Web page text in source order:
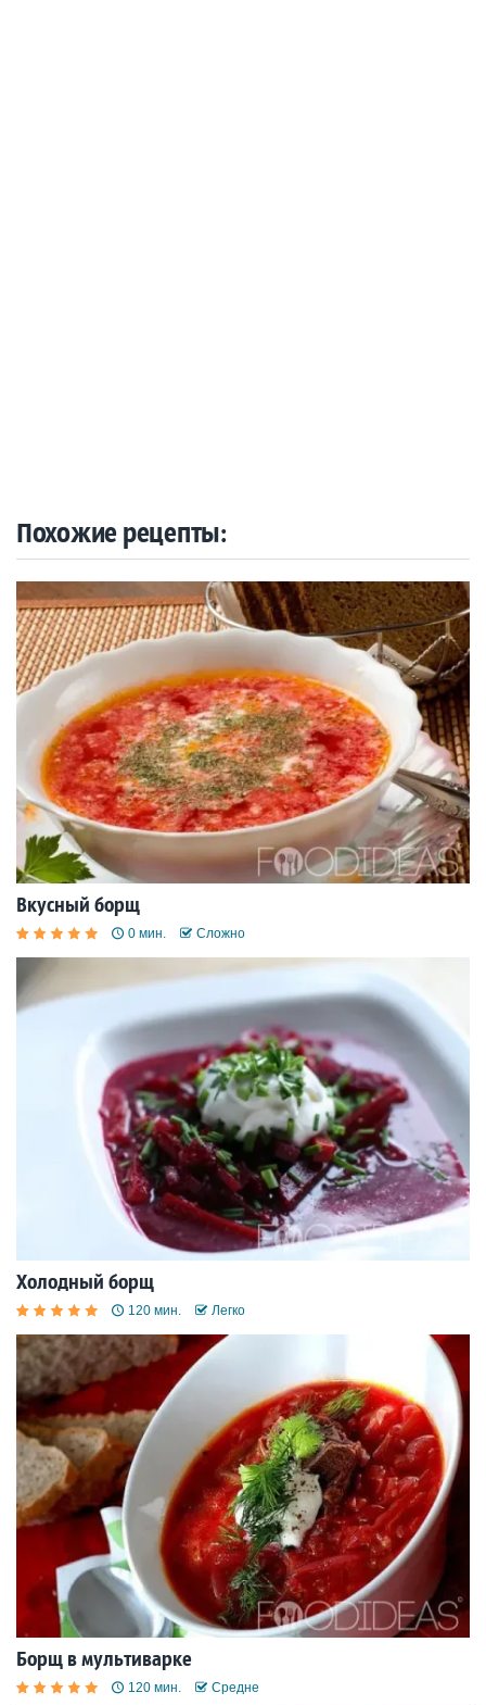
Похожие рецепты:
Вкусный борщ
0 мин. Сложно
Холодный борщ
120 мин. Легко
Борщ в мультиварке
120 мин. Средне